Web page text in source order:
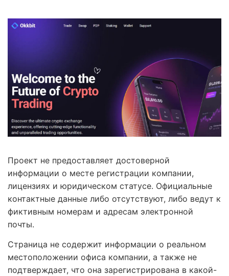
Проект не предоставляет достоверной
информации о месте регистрации компании,
лицензиях и юридическом статусе. Официальные
контактные данные либо отсутствуют, либо ведут к
фиктивным номерам и адресам электронной
почты.
Страница не содержит информации о реальном
местоположении офиса компании, а также не
подтверждает, что она зарегистрирована в какой-